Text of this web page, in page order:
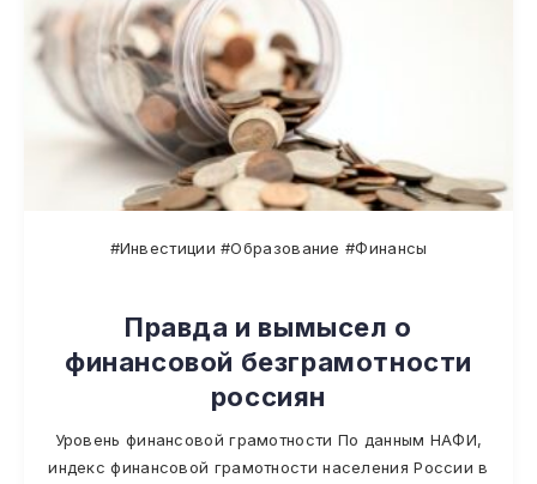
#Инвестиции #Образование #Финансы
Правда и вымысел о
финансовой безграмотности
россиян
Уровень финансовой грамотности По данным НАФИ,
индекс финансовой грамотности населения России в